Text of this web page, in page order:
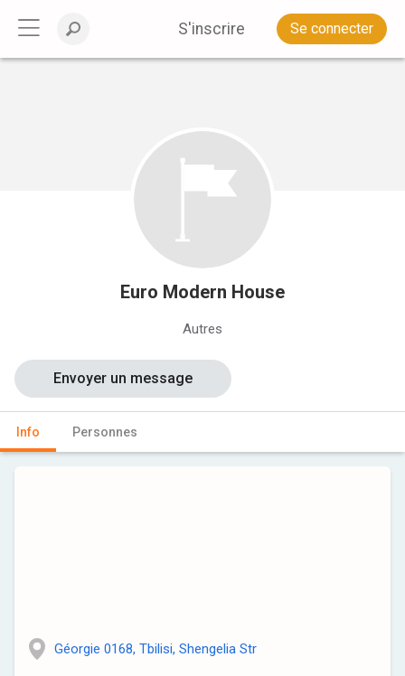
S'inscrire Se connecter
Euro Modern House
Autres
Info Personnes
Envoyer un message
Géorgie 0168, Tbilisi, Shengelia Str